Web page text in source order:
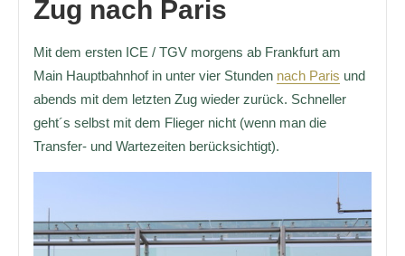
Zug nach Paris
Mit dem ersten ICE / TGV morgens ab Frankfurt am
Main Hauptbahnhof in unter vier Stunden nach Paris und
abends mit dem letzten Zug wieder zurück. Schneller
geht´s selbst mit dem Flieger nicht (wenn man die
Transfer- und Wartezeiten berücksichtigt).